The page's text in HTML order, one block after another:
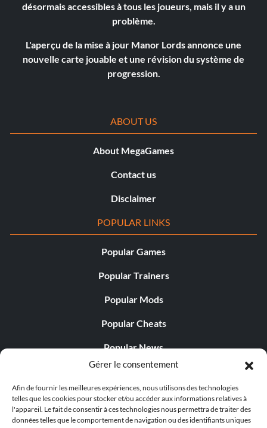
Gérer le consentement
Afin de fournir les meilleures expériences, nous utilisons des technologies
telles que les cookies pour stocker et/ou accéder aux informations relatives à
l'appareil. Le fait de consentir à ces technologies nous permettra de traiter des
données telles que le comportement de navigation ou des identifiants uniques
désormais accessibles à tous les joueurs, mais il y a un
problème.
L'aperçu de la mise à jour Manor Lords annonce une
nouvelle carte jouable et une révision du système de
progression.
ABOUT US
About MegaGames
Contact us
Disclaimer
POPULAR LINKS
Popular Games
Popular Trainers
Popular Mods
Popular Cheats
Popular News
Popular Editorials
Popular Free Games
LATEST UPDATES